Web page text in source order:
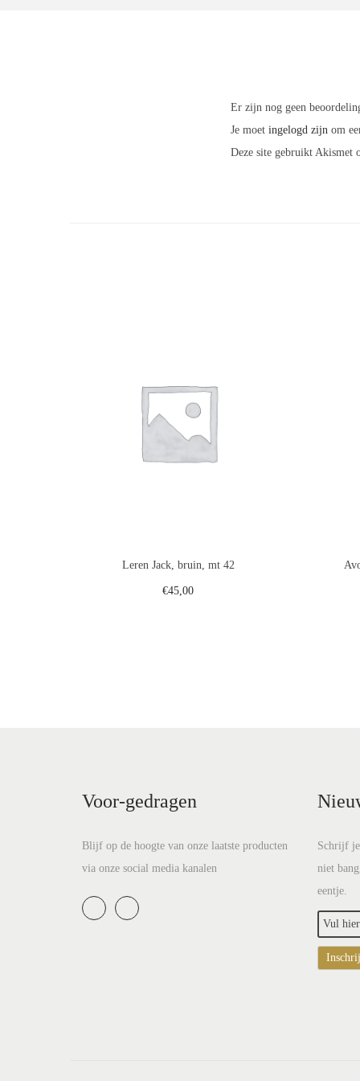
Er zijn nog geen
Je moet ingelogd zijn om
Deze site gebruikt Akismet
Leren Jack, bruin, mt 42
€45,00
Voor-gedragen
Blijf op de hoogte van onze laatste producten
via onze social media kanalen
Schrijf
niet
eentje.